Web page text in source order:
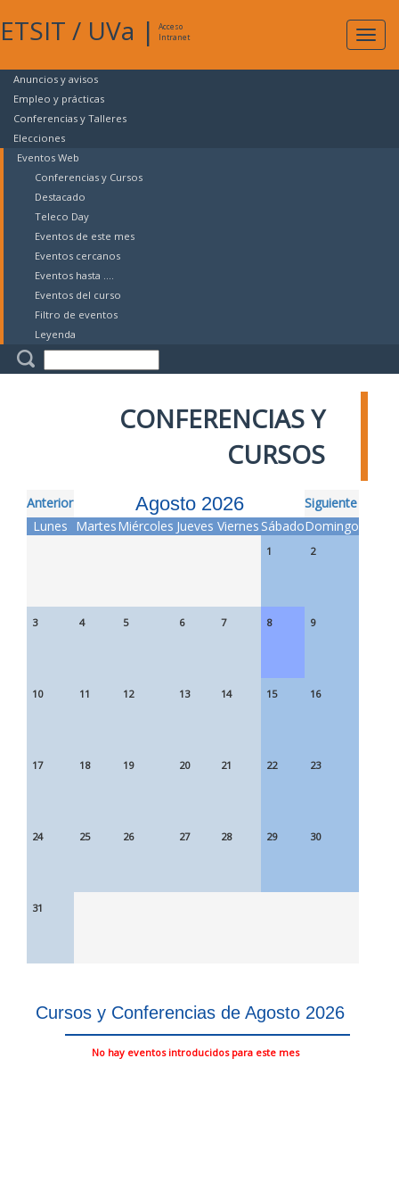
ETSIT / UVa |
Acceso
Intranet
Anuncios y avisos
Empleo y prácticas
Conferencias y Talleres
Elecciones
Eventos Web
Conferencias y Cursos
Destacado
Teleco Day
Eventos de este mes
Eventos cercanos
Eventos hasta ....
Eventos del curso
Filtro de eventos
Leyenda
CONFERENCIAS Y
CURSOS
Anterior Agosto 2026
Siguiente
Lunes MartesMiércoles Jueves Viernes SábadoDomingo
1 2
3 4 5 6 7 8 9
10 11 12 13 14 15 16
17 18 19 20 21 22 23
24 25 26 27 28 29 30
31
Cursos y Conferencias de Agosto 2026
No hay eventos introducidos para este mes